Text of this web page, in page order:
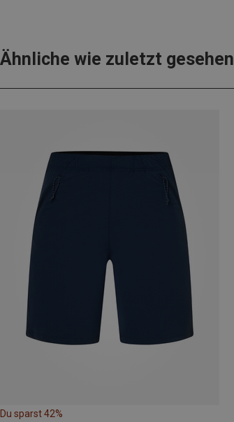
Ähnliche wie zuletzt gesehen
Du sparst 42%